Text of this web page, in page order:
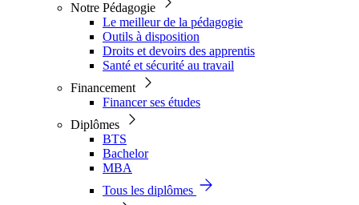
Notre Pédagogie
Le meilleur de la pédagogie
Outils à disposition
Droits et devoirs des apprentis
Santé et sécurité au travail
Financement
Financer ses études
Diplômes
BTS
Bachelor
MBA
Tous les diplômes